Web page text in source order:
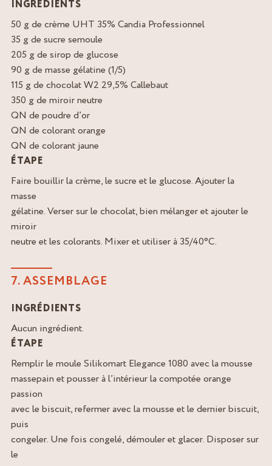
INGRÉDIENTS
50 g de crème UHT 35% Candia Professionnel
35 g de sucre semoule
205 g de sirop de glucose
90 g de masse gélatine (1/5)
115 g de chocolat W2 29,5% Callebaut
350 g de miroir neutre
QN de poudre d’or
QN de colorant orange
QN de colorant jaune
ÉTAPE
Faire bouillir la crème, le sucre et le glucose. Ajouter la
masse
gélatine. Verser sur le chocolat, bien mélanger et ajouter le
miroir
neutre et les colorants. Mixer et utiliser à 35/40°C.
7. ASSEMBLAGE
INGRÉDIENTS
Aucun ingrédient.
ÉTAPE
Remplir le moule Silikomart Elegance 1080 avec la mousse
massepain et pousser à l’intérieur la compotée orange
passion
avec le biscuit, refermer avec la mousse et le dernier biscuit,
puis
congeler. Une fois congelé, démouler et glacer. Disposer sur
le